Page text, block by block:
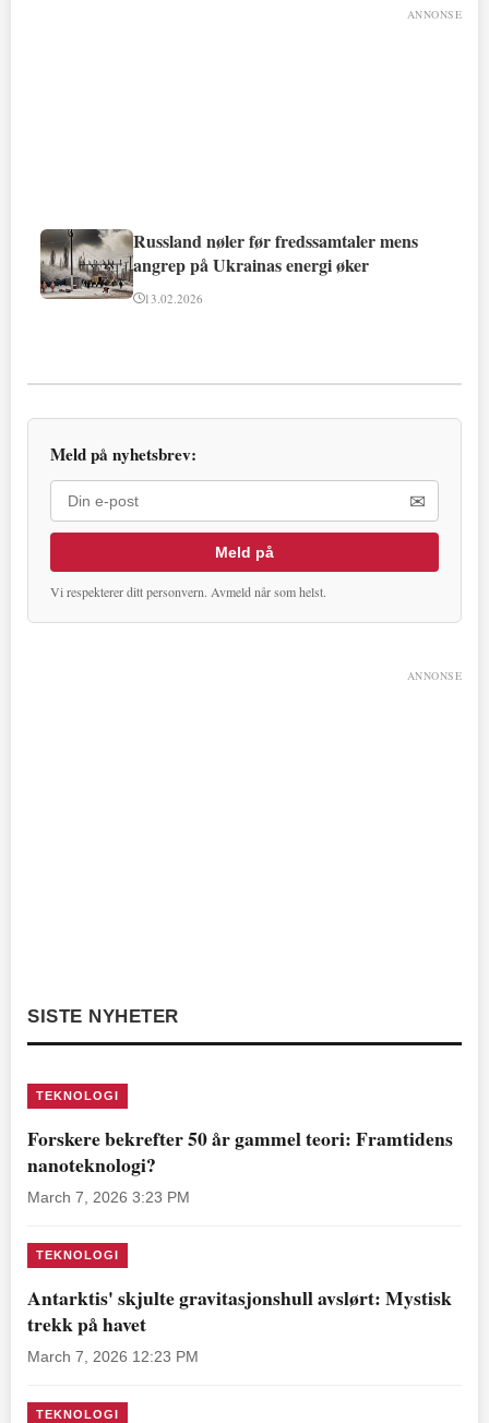
ANNONSE
Russland nøler før fredssamtaler mens
angrep på Ukrainas energi øker
13.02.2026
Meld på nyhetsbrev:
✉
Meld på
Vi respekterer ditt personvern. Avmeld når som helst.
ANNONSE
SISTE NYHETER
TEKNOLOGI
Forskere bekrefter 50 år gammel teori: Framtidens
nanoteknologi?
March 7, 2026 3:23 PM
TEKNOLOGI
Antarktis' skjulte gravitasjonshull avslørt: Mystisk
trekk på havet
March 7, 2026 12:23 PM
TEKNOLOGI